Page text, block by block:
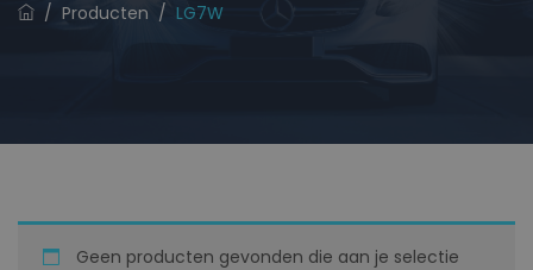
/ Producten / LG7W
Geen producten gevonden die aan je selectie